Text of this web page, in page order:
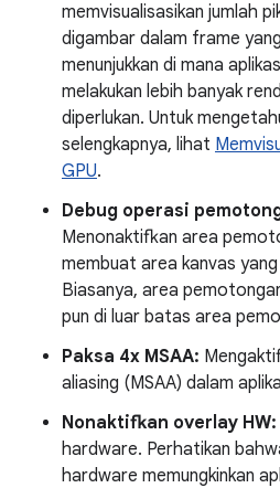
memvisualisasikan jumlah
digambar dalam frame
menunjukkan di mana
melakukan lebih banyak
diperlukan. Untuk
selengkapnya, lihat
GPU.
Debug operasi
Menonaktifkan area
membuat area kanvas
Biasanya, area
pun di luar batas area
Paksa 4x MSAA:
aliasing (MSAA) dalam
Nonaktifkan overlay HW:
hardware. Perhatikan
hardware memungkinkan